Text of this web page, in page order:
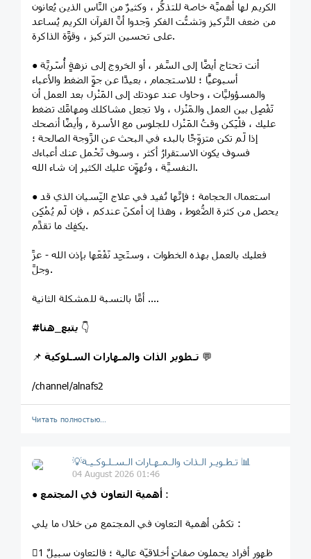
الكريم لها أهميَّة خاصة للتذكُّر ، وكثيرٌ من النَّاس الذين يُعانون
من ضعف التَّركيز وتشتُّت الفكر وَجدوا أنَّ القرآن الكريم يُساعد
على تحسين التركيز ، وقوَّة الذاكرة.
● أنت تحتاج أيضًا إلى السَّفر ، أو الخروج إلى نزهةٍ أُسَريَّة
أسبوعيًّا ؛ للاستجمام ، بعيدًا عن جوِّ الضغط والأعباء
والمسؤوليَّات ، وحاول عند عودتك إلى المَنْزل بعد العمل أن
تَفْصِل بين العمل والمَنْزل ، ولا تجعل مشاكلك ومهامَّك تضغط
عليك ، فلْيَكن وقتُ المَنْزل للجلوس مع الأسرة , وأيضًا أنصحك
إذا لَم تكن متزوِّجًا بالبدء في البحث عن الزَّوجة الصالحة ؛
فسوف يكون الاستقرارُ أكثر ، وسوف تَحْمل عنك أعباءك
النفسيَّة ، وتُهوِّن عليك الكثير إن شاء الله.
● استعمال الحجامة ؛ فإنَّها تُفيد في علاج النِّسيان الذي قد
يحصل من كثرة الضُّغوط ، وهذا إن أمكنَ عندكم ، فإن لَم يُمْكِن
يكفِك ما تقدَّم.
فعليك بالعمل بهذه الخطوات ، وستَجِد نَفْعَها بإذن الله - عزَّ
وجلَّ.
أمَّا بالنسبة للمشكلة الثانية ....
#يتبع_هنا 👇
📌تـطوير الذات والمـهارات السـلوكية 💬
/channel/alnafs2
Читать полностью…
💡تـطـويـر الـذات والـمـهـارات الـسـلـوكـيـة 📊
04 August 2026 01:46
● أهمية التعاون في المجتمع :
تكمُن أهمية التعاون في المجتمع من خلال ما يلي :
1⃣ ظهور أفراد يحملون صفاتٍ أخلاقيّة عالية ؛ فالتعاون سبيلٌ